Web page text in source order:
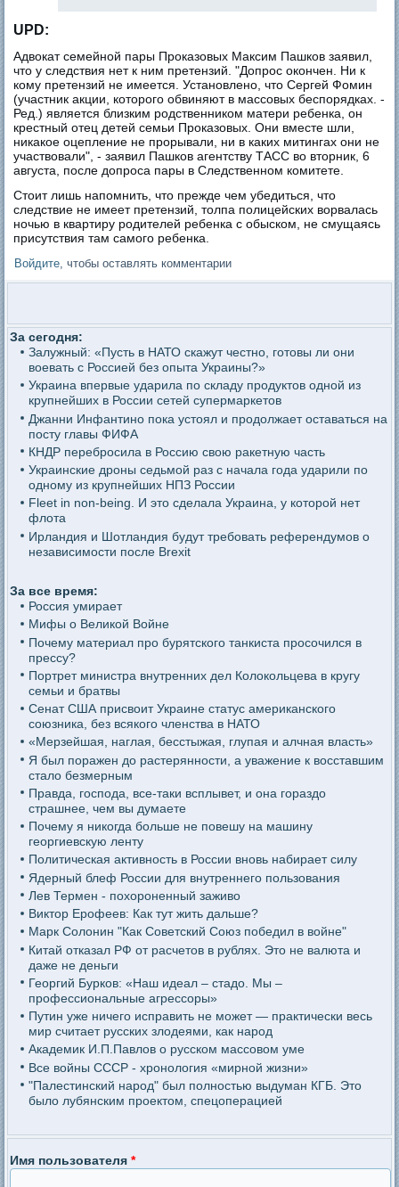
UPD:
Адвокат семейной пары Проказовых Максим Пашков заявил,
что у следствия нет к ним претензий. "Допрос окончен. Ни к
кому претензий не имеется. Установлено, что Сергей Фомин
(участник акции, которого обвиняют в массовых беспорядках. -
Ред.) является близким родственником матери ребенка, он
крестный отец детей семьи Проказовых. Они вместе шли,
никакое оцепление не прорывали, ни в каких митингах они не
участвовали", - заявил Пашков агентству ТАСС во вторник, 6
августа, после допроса пары в Следственном комитете.
Стоит лишь напомнить, что прежде чем убедиться, что
следствие не имеет претензий, толпа полицейских ворвалась
ночью в квартиру родителей ребенка с обыском, не смущаясь
присутствия там самого ребенка.
Войдите, чтобы оставлять комментарии
За сегодня:
Залужный: «Пусть в НАТО скажут честно, готовы ли они
воевать с Россией без опыта Украины?»
Украина впервые ударила по складу продуктов одной из
крупнейших в России сетей супермаркетов
Джанни Инфантино пока устоял и продолжает оставаться на
посту главы ФИФА
КНДР перебросила в Россию свою ракетную часть
Украинские дроны седьмой раз с начала года ударили по
одному из крупнейших НПЗ России
Fleet in non-being. И это сделала Украина, у которой нет
флота
Ирландия и Шотландия будут требовать референдумов о
независимости после Brexit
За все время:
Россия умирает
Мифы о Великой Войне
Почему материал про бурятского танкиста просочился в
прессу?
Портрет министра внутренних дел Колокольцева в кругу
семьи и братвы
Сенат США присвоит Украине статус американского
союзника, без всякого членства в НАТО
«Мерзейшая, наглая, бесстыжая, глупая и алчная власть»
Я был поражен до растерянности, а уважение к восставшим
стало безмерным
Правда, господа, все-таки всплывет, и она гораздо
страшнее, чем вы думаете
Почему я никогда больше не повешу на машину
георгиевскую ленту
Политическая активность в России вновь набирает силу
Ядерный блеф России для внутреннего пользования
Лев Термен - похороненный заживо
Виктор Ерофеев: Как тут жить дальше?
Марк Солонин "Как Советский Союз победил в войне"
Китай отказал РФ от расчетов в рублях. Это не валюта и
даже не деньги
Георгий Бурков: «Наш идеал – стадо. Мы –
профессиональные агрессоры»
Путин уже ничего исправить не может — практически весь
мир считает русских злодеями, как народ
Академик И.П.Павлов о русском массовом уме
Все войны СССР - хронология «мирной жизни»
"Палестинский народ" был полностью выдуман КГБ. Это
было лубянским проектом, спецоперацией
Имя пользователя*